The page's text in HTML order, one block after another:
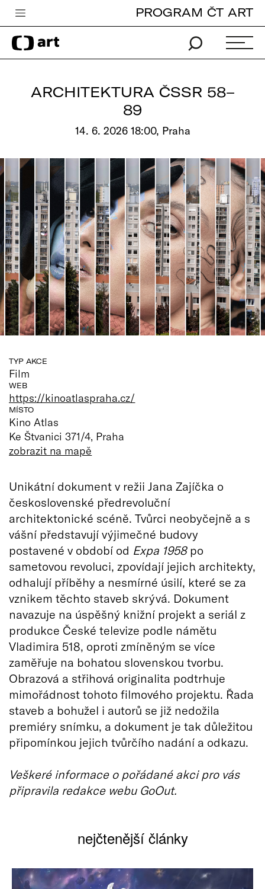
Česká televize
Zpravodajství
Vše o ČT
PROGRAM ČT ART
ARCHITEKTURA ČSSR 58–
89
14. 6. 2026 18:00, Praha
TYP AKCE
Film
WEB
https://kinoatlaspraha.cz/
MÍSTO
Kino Atlas
Ke Štvanici 371/4, Praha
zobrazit na mapě
Unikátní dokument v režii Jana Zajíčka o
československé předrevoluční
architektonické scéně. Tvůrci neobyčejně a s
vášní představují výjimečné budovy
postavené v období od Expa 1958po
sametovou revoluci, zpovídají jejich architekty,
odhalují příběhy a nesmírné úsilí, které se za
vznikem těchto staveb skrývá. Dokument
navazuje na úspěšný knižní projekt a seriál z
produkce České televize podle námětu
Vladimira 518, oproti zmíněným se více
zaměřuje na bohatou slovenskou tvorbu.
Obrazová a střihová originalita podtrhuje
mimořádnost tohoto filmového projektu. Řada
staveb a bohužel i autorů se již nedožila
premiéry snímku, a dokument je tak důležitou
připomínkou jejich tvůrčího nadání a odkazu.
Veškeré informace o pořádané akci pro vás
připravila redakce webu GoOut.
nejčtenější články